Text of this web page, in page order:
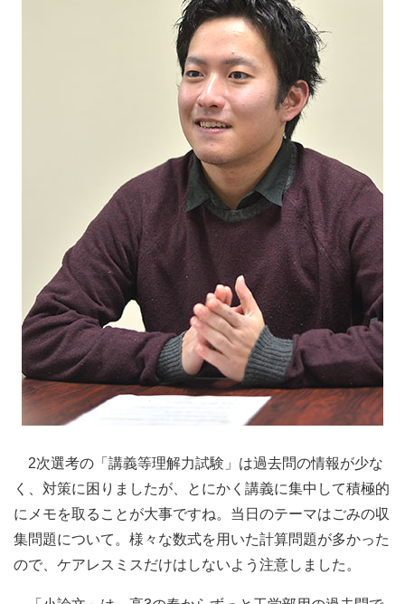
2次選考の「講義等理解力試験」は過去問の情報が少な
く、対策に困りましたが、とにかく講義に集中して積極的
にメモを取ることが大事ですね。当日のテーマはごみの収
集問題について。様々な数式を用いた計算問題が多かった
ので、ケアレスミスだけはしないよう注意しました。